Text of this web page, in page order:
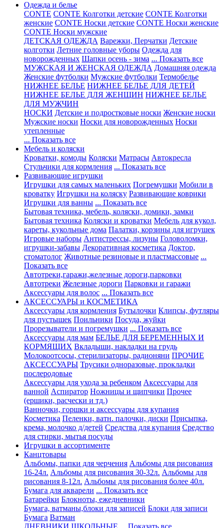
Одежда и белье
CONTE CONTE Колготки детские CONTE Колготки
женские CONTE Носки детские CONTE Носки женские
CONTE Носки мужские
ДЕТСКАЯ ОДЕЖДА Варежки, Перчатки Детские
колготки Летние головные уборы Одежда для
новорожденных Шапки осень - зима ... Показать все
МУЖСКАЯ И ЖЕНСКАЯ ОДЕЖДА Домашняя одежда
Женские футболки Мужские футболки Термобелье
НИЖНЕЕ БЕЛЬЕ НИЖНЕЕ БЕЛЬЕ ДЛЯ ДЕТЕЙ
НИЖНЕЕ БЕЛЬЕ ДЛЯ ЖЕНЩИН НИЖНЕЕ БЕЛЬЕ
ДЛЯ МУЖЧИН
НОСКИ Детские и подростковые носки Женские носки
Мужские носки Носки для новорожденных Носки
утепленные
... Показать все
Мебель и коляски
Кроватки, комоды Коляски Матрасы Автокресла
Стульчики для кормления ... Показать все
Развивающие игрушки
Игрушки для самых маленьких Погремушки Мобили в
кроватку Игрушки на коляску Развивающие коврики
Игрушки для ванны ... Показать все
Бытовая техника, мебель, коляски, домики, замки
Бытовая техника Коляски и кроватки Мебель для кукол,
кареты, кукольные дома Палатки, корзины для игрушек
Игровые наборы Антистрессы, лизуны Головоломки,
игрушки-забавы Декоративная косметика Доктор,
стоматолог Животные резиновые и пластмассовые ...
Показать все
Автотреки,гаражи,железные дороги,парковки
Автотреки Железные дороги Парковки и гаражи
Аксессуары для волос ... Показать все
АКСЕССУАРЫ и КОСМЕТИКА
Аксессуары для кормления Бутылочки Клипсы, футляры
для пустышек Поильники Посуда, жуйки
Прорезыватели и погремушки ... Показать все
Аксессуары для мам БЕЛЬЕ ДЛЯ БЕРЕМЕННЫХ И
КОРМЯЩИХ Вкладыши, накладки на грудь
Молокоотсосы, стерилизаторы, радионяни ПРОЧИЕ
АКСЕССУАРЫ Трусики одноразовые, прокладки
послеродовые
Аксессуары для ухода за ребенком Аксессуары для
ванной Аспиратор Ножницы и щипчики Прочее
(ершики, расчески и тд.)
Ванночки, горшки и аксессуары для купания
Косметика Пеленки, ватн. палочки, диски Присыпка,
крема, молочко д/детей Средства для купания Средство
для стирки, мытья посуды
Игрушки в ассортименте
Канцтовары
Альбомы, папки для черчения Альбомы для рисования
16-24л. Альбомы для рисования 30-32л. Альбомы для
рисования 8-12л. Альбомы для рисования более 40л.
Бумага для акварели ... Показать все
Батарейки Блокноты, ежедневники
Бумага, ватманы,блоки для записей Блоки для записи
Бумага Ватман
ДНЕВНИКИ ШКОЛЬНЫЕ
... Показать все